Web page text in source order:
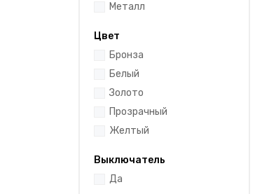
Металл
Цвет
Бронза
Белый
Золото
Прозрачный
Желтый
Выключатель
Да